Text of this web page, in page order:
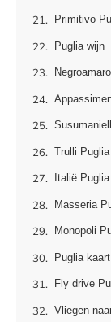
Primitivo
Puglia wijn
Trulli Puglia
Italië Puglia
Masseria
Monopoli
Puglia kaart
Fly drive
Vliegen